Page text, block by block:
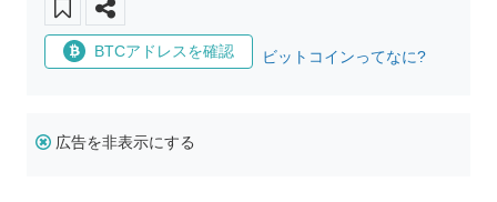
BTCアドレスを確認 ビットコインってなに?
広告を非表示にする